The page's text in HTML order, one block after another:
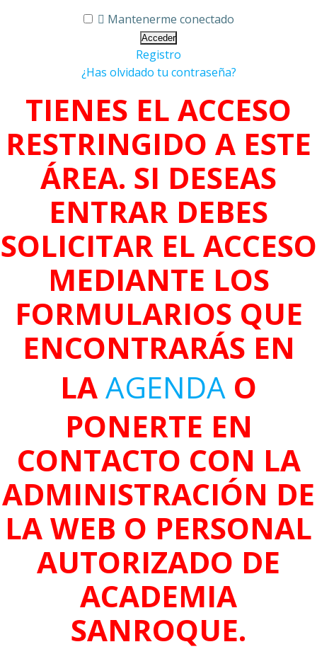
Mantenerme conectado
Registro
¿Has olvidado tu contraseña?
TIENES EL ACCESO
RESTRINGIDO A ESTE
ÁREA. SI DESEAS
ENTRAR DEBES
SOLICITAR EL ACCESO
MEDIANTE LOS
FORMULARIOS QUE
ENCONTRARÁS EN
LAAGENDA O
PONERTE EN
CONTACTO CON LA
ADMINISTRACIÓN DE
LA WEB O PERSONAL
AUTORIZADO DE
ACADEMIA
SANROQUE.